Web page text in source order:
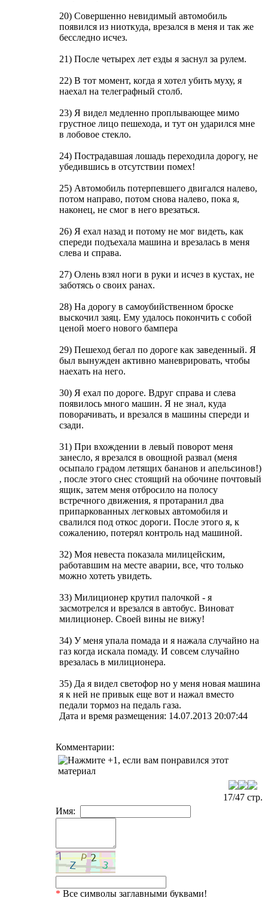
20) Совершенно невидимый автомобиль
появился из ниоткуда, врезался в меня и так же
бесследно исчез.
21) После четырех лет езды я заснул за рулем.
22) В тот момент, когда я хотел убить муху, я
наехал на телеграфный столб.
23) Я видел медленно проплывающее мимо
грустное лицо пешехода, и тут он ударился мне
в лобовое стекло.
24) Пострадавшая лошадь переходила дорогу, не
убедившись в отсутствии помех!
25) Автомобиль потерпевшего двигался налево,
потом направо, потом снова налево, пока я,
наконец, не смог в него врезаться.
26) Я ехал назад и потому не мог видеть, как
спереди подъехала машина и врезалась в меня
слева и справа.
27) Олень взял ноги в руки и исчез в кустах, не
заботясь о своих ранах.
28) На дорогу в самоубийственном броске
выскочил заяц. Ему удалось покончить с собой
ценой моего нового бампера
29) Пешеход бегал по дороге как заведенный. Я
был вынужден активно маневрировать, чтобы
наехать на него.
30) Я ехал по дороге. Вдруг справа и слева
появилось много машин. Я не знал, куда
поворачивать, и врезался в машины спереди и
сзади.
31) При вхождении в левый поворот меня
занесло, я врезался в овощной развал (меня
осыпало градом летящих бананов и апельсинов!)
, после этого снес стоящий на обочине почтовый
ящик, затем меня отбросило на полосу
встречного движения, я протаранил два
припаркованных легковых автомобиля и
свалился под откос дороги. После этого я, к
сожалению, потерял контроль над машиной.
32) Моя невеста показала милицейским,
работавшим на месте аварии, все, что только
можно хотеть увидеть.
33) Милиционер крутил палочкой - я
засмотрелся и врезался в автобус. Виноват
милиционер. Своей вины не вижу!
34) У меня упала помада и я нажала случайно на
газ когда искала помаду. И совсем случайно
врезалась в милиционера.
35) Да я видел светофор но у меня новая машина
я к ней не привык еще вот и нажал вместо
педали тормоз на педаль газа.
Дата и время размещения: 14.07.2013 20:07:44
Комментарии:
17/47 стр.
Имя:
* Все символы заглавными буквами!